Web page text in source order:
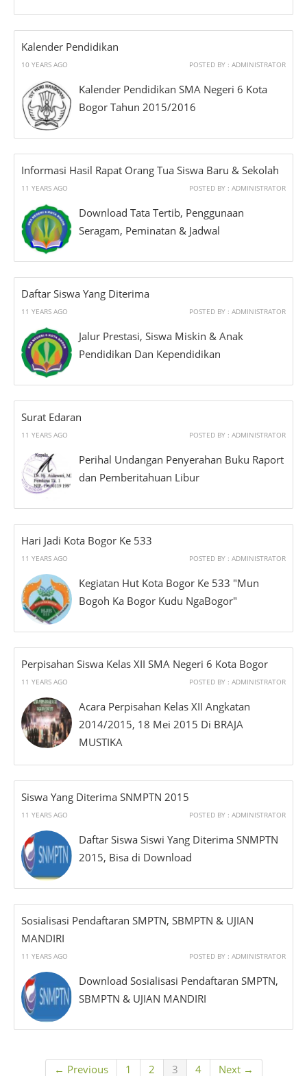
Kalender Pendidikan
10 YEARS AGO POSTED BY : ADMINISTRATOR
Kalender Pendidikan SMA Negeri 6 Kota
Bogor Tahun 2015/2016
Informasi Hasil Rapat Orang Tua Siswa Baru & Sekolah
11 YEARS AGO POSTED BY : ADMINISTRATOR
Download Tata Tertib, Penggunaan
Seragam, Peminatan & Jadwal
Daftar Siswa Yang Diterima
11 YEARS AGO POSTED BY : ADMINISTRATOR
Jalur Prestasi, Siswa Miskin & Anak
Pendidikan Dan Kependidikan
Surat Edaran
11 YEARS AGO POSTED BY : ADMINISTRATOR
Perihal Undangan Penyerahan Buku Raport
dan Pemberitahuan Libur
Hari Jadi Kota Bogor Ke 533
11 YEARS AGO POSTED BY : ADMINISTRATOR
Kegiatan Hut Kota Bogor Ke 533 "Mun
Bogoh Ka Bogor Kudu NgaBogor"
Perpisahan Siswa Kelas XII SMA Negeri 6 Kota Bogor
11 YEARS AGO POSTED BY : ADMINISTRATOR
Acara Perpisahan Kelas XII Angkatan
2014/2015, 18 Mei 2015 Di BRAJA
MUSTIKA
Siswa Yang Diterima SNMPTN 2015
11 YEARS AGO POSTED BY : ADMINISTRATOR
Daftar Siswa Siswi Yang Diterima SNMPTN
2015, Bisa di Download
Sosialisasi Pendaftaran SMPTN, SBMPTN & UJIAN
MANDIRI
11 YEARS AGO POSTED BY : ADMINISTRATOR
Download Sosialisasi Pendaftaran SMPTN,
SBMPTN & UJIAN MANDIRI
← Previous 1 2 3 4 Next →